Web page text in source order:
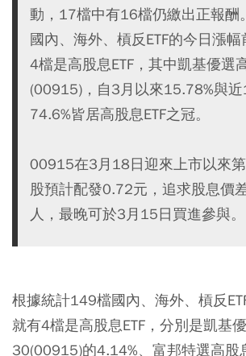
動，17檔中有16檔仍繳出正報酬
國內、海外、槓反ETF的今日漲
4檔是高股息ETF，其中凱基優選
(00915)，自3月以來15.78%與
74.6%皆居高股息ETF之冠。
00915在3月18日迎來上市以來
股預計配發0.72元，追求股息價
人，最晚可於3月15日買進參與。
根據統計149檔國內、海外、槓反
就有4檔是高股息ETF，分別是凱基
30(00915)的4.14%、富邦特選高